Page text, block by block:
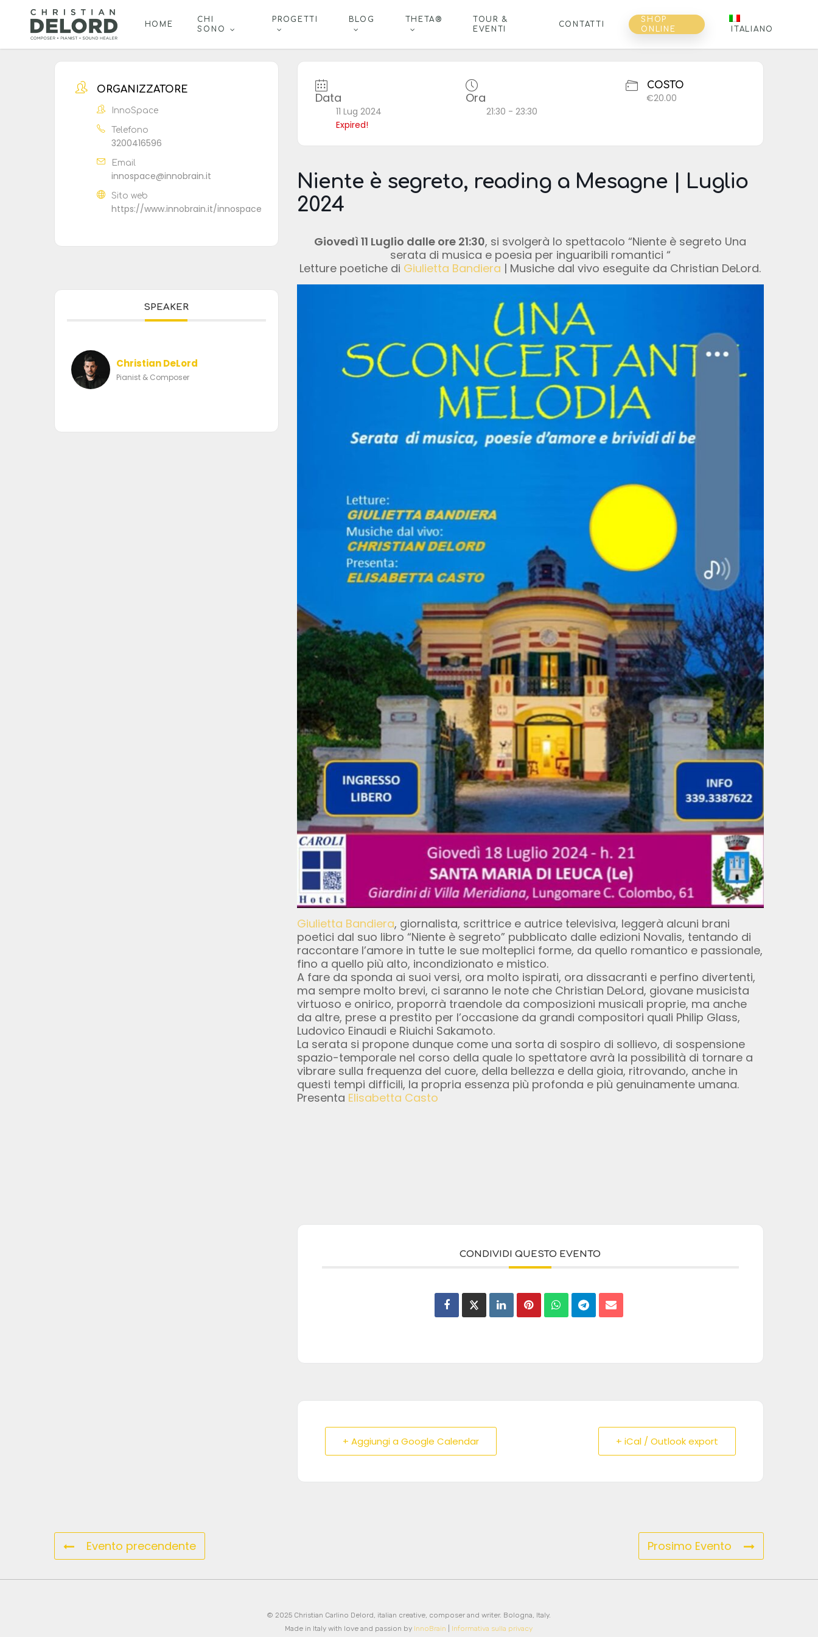
content
HOME
CHI
SONO
PROGETTI BLOG THETA®
TOUR &
EVENTI
CONTATTI
SHOP
ONLINE
ITALIANO
ORGANIZZATORE
InnoSpace
Telefono
3200416596
Email
innospace@innobrain.it
Sito web
https://www.innobrain.it/innospace
SPEAKER
Christian DeLord
Pianist & Composer
Data
11 Lug 2024
Expired!
Ora
21:30 - 23:30
COSTO
€20.00
Niente è segreto, reading a Mesagne | Luglio
2024
Giovedì 11 Luglio dalle ore 21:30, si svolgerà lo spettacolo “Niente è segreto Una
serata di musica e poesia per inguaribili romantici “
Letture poetiche di Giulietta Bandiera | Musiche dal vivo eseguite da Christian DeLord.
Giulietta Bandiera, giornalista, scrittrice e autrice televisiva, leggerà alcuni brani
poetici dal suo libro “Niente è segreto” pubblicato dalle edizioni Novalis, tentando di
raccontare l’amore in tutte le sue molteplici forme, da quello romantico e passionale,
fino a quello più alto, incondizionato e mistico.
A fare da sponda ai suoi versi, ora molto ispirati, ora dissacranti e perfino divertenti,
ma sempre molto brevi, ci saranno le note che Christian DeLord, giovane musicista
virtuoso e onirico, proporrà traendole da composizioni musicali proprie, ma anche
da altre, prese a prestito per l’occasione da grandi compositori quali Philip Glass,
Ludovico Einaudi e Riuichi Sakamoto.
La serata si propone dunque come una sorta di sospiro di sollievo, di sospensione
spazio-temporale nel corso della quale lo spettatore avrà la possibilità di tornare a
vibrare sulla frequenza del cuore, della bellezza e della gioia, ritrovando, anche in
questi tempi difficili, la propria essenza più profonda e più genuinamente umana.
Presenta Elisabetta Casto
CONDIVIDI QUESTO EVENTO
+ Aggiungi a Google Calendar + iCal / Outlook export
Evento precendente Prosimo Evento
© 2025 Christian Carlino Delord, italian creative, composer and writer. Bologna, Italy.
Made in Italy with love and passion by InnoBrain Informativa sulla privacy